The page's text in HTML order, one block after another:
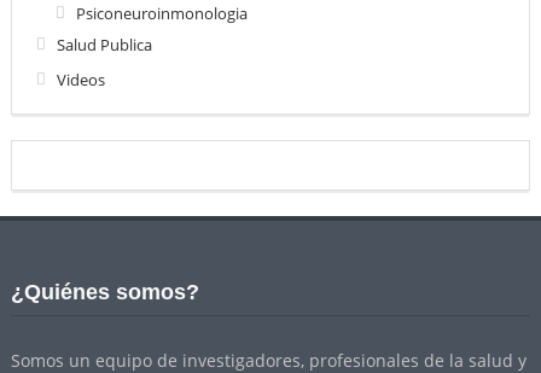
Psiconeuroinmonologia
Salud Publica
Videos
¿Quiénes somos?
Somos un equipo de investigadores, profesionales de la salud y